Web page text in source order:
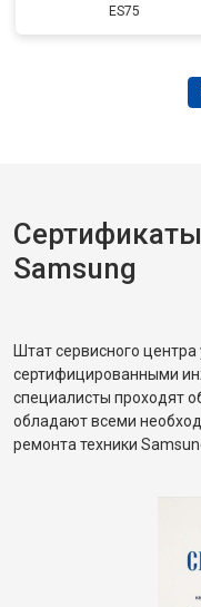
ES75
Samsung
Штат сервисного
сертифицированными
специалисты проходят
обладают всеми
ремонта техники